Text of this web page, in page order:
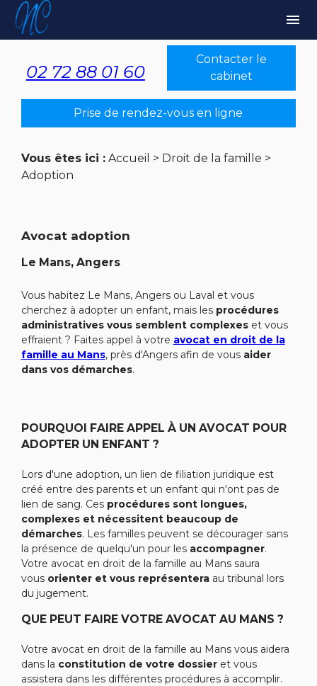
menu
02 72 88 01 60
Contacter le
cabinet
Prise de rendez-vous en ligne
Vous êtes ici : Accueil > Droit de la famille >
Adoption
Avocat adoption
Le Mans, Angers
Vous habitez Le Mans, Angers ou Laval et vous
cherchez à adopter un enfant, mais les procédures
administratives vous semblent complexeset vous
effraient ? Faites appel à votre avocat en droit de la
famille au Mans, près d'Angers afin de vous aider
dans vos démarches.
POURQUOI FAIRE APPEL À UN AVOCAT POUR
ADOPTER UN ENFANT ?
Lors d'une adoption, un lien de filiation juridique est
créé entre des parents et un enfant qui n'ont pas de
lien de sang. Ces procédures sont longues,
complexes et nécessitent beaucoup de
démarches. Les familles peuvent se décourager sans
la présence de quelqu'un pour les accompagner.
Votre avocat en droit de la famille au Mans saura
vous orienter et vous représentera au tribunal lors
du jugement.
QUE PEUT FAIRE VOTRE AVOCAT AU MANS ?
Votre avocat en droit de la famille au Mans vous aidera
dans la constitution de votre dossier et vous
assistera dans les différentes procédures à accomplir.
Panneau de gestion des cookies